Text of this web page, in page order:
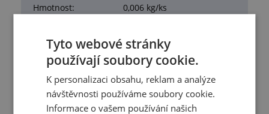
Hmotnost:
0,006 kg/ks
Příslušenství (8)
Tyto webové stránky
používají soubory cookie.
K personalizaci obsahu, reklam a analýze
návštěvnosti používáme soubory cookie.
Informace o vašem používání našich